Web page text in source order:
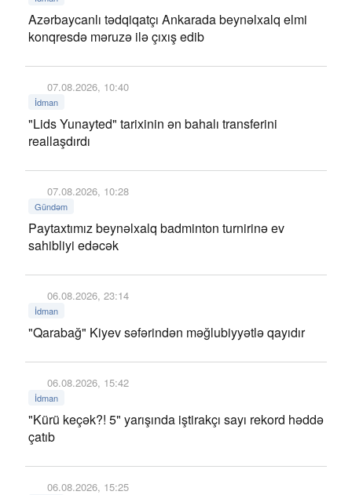
Azərbaycanlı tədqiqatçı Ankarada beynəlxalq elmi
konqresdə məruzə ilə çıxış edib
07.08.2026, 10:40
İdman
"Lids Yunayted" tarixinin ən bahalı transferini
reallaşdırdı
07.08.2026, 10:28
Gündəm
Paytaxtımız beynəlxalq badminton turnirinə ev
sahibliyi edəcək
06.08.2026, 23:14
İdman
"Qarabağ" Kiyev səfərindən məğlubiyyətlə qayıdır
06.08.2026, 15:42
İdman
"Kürü keçək?! 5" yarışında iştirakçı sayı rekord həddə
çatıb
06.08.2026, 15:25